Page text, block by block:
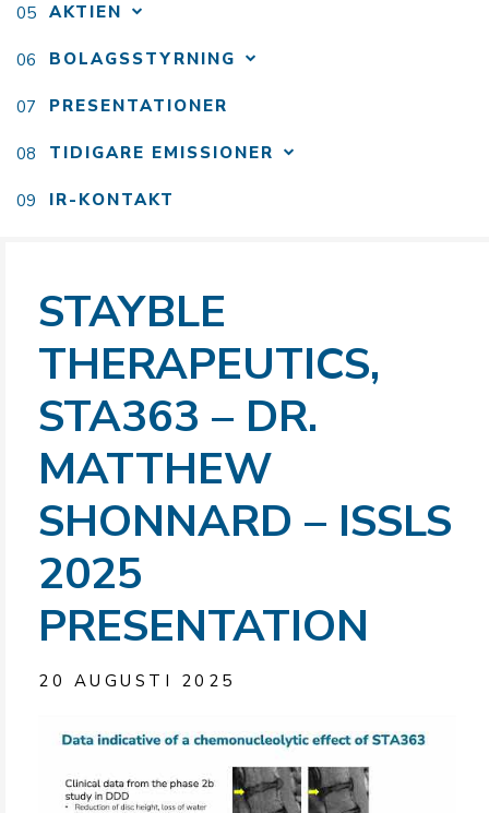
AKTIEN
BOLAGSSTYRNING
PRESENTATIONER
TIDIGARE EMISSIONER
IR-KONTAKT
STAYBLE
THERAPEUTICS,
STA363 – DR.
MATTHEW
SHONNARD – ISSLS
2025
PRESENTATION
20 AUGUSTI 2025